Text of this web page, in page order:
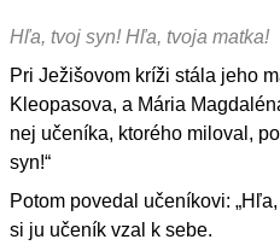
Hľa, tvoj syn! Hľa, tvoja matka!
Pri Ježišovom kríži stála jeho
Kleopasova, a Mária
nej učeníka, ktorého miloval,
syn!“
Potom povedal učeníkovi:
si ju učeník vzal k sebe.